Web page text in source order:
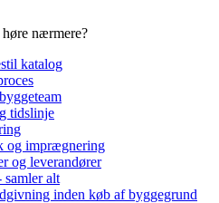
høre nærmere?
katalog
tidslinje
og imprægnering
og leverandører
alt
inden køb af byggegrund